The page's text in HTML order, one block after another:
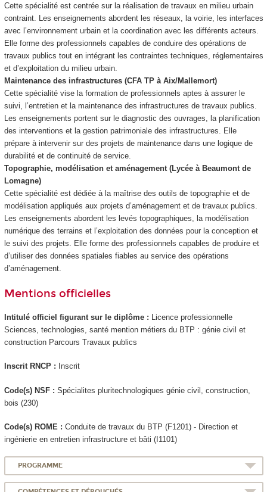
Cette spécialité est centrée sur la réalisation de travaux en milieu urbain
contraint. Les enseignements abordent les réseaux, la voirie, les interfaces
avec l’environnement urbain et la coordination avec les différents acteurs.
Elle forme des professionnels capables de conduire des opérations de
travaux publics tout en intégrant les contraintes techniques, réglementaires
et d’exploitation du milieu urbain.
Maintenance des infrastructures (CFA TP à Aix/Mallemort)
Cette spécialité vise la formation de professionnels aptes à assurer le
suivi, l’entretien et la maintenance des infrastructures de travaux publics.
Les enseignements portent sur le diagnostic des ouvrages, la planification
des interventions et la gestion patrimoniale des infrastructures. Elle
prépare à intervenir sur des projets de maintenance dans une logique de
durabilité et de continuité de service.
Topographie, modélisation et aménagement (Lycée à Beaumont de
Lomagne)
Cette spécialité est dédiée à la maîtrise des outils de topographie et de
modélisation appliqués aux projets d’aménagement et de travaux publics.
Les enseignements abordent les levés topographiques, la modélisation
numérique des terrains et l’exploitation des données pour la conception et
le suivi des projets. Elle forme des professionnels capables de produire et
d’utiliser des données spatiales fiables au service des opérations
d’aménagement.
Mentions officielles
Intitulé officiel figurant sur le diplôme :
Licence professionnelle
Sciences, technologies, santé mention métiers du BTP : génie civil et
construction Parcours Travaux publics
Inscrit RNCP : Inscrit
Code(s) NSF : Spécialites pluritechnologiques génie civil, construction,
bois (230)
Code(s) ROME : Conduite de travaux du BTP (F1201) - Direction et
ingénierie en entretien infrastructure et bâti (I1101)
PROGRAMME